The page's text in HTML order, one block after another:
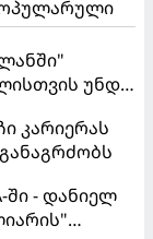
უნდა
კარიერას
ში - დანიელ